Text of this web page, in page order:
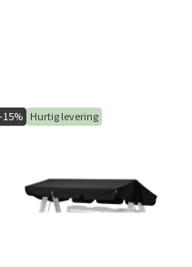
blandt
med at holde
så overtrækket
mere.
overtræk,
tag – og supplér
finder du også
-15% Hurtig levering